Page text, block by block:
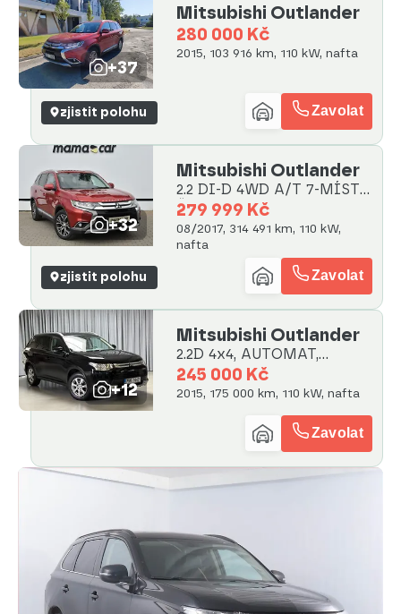
+37
Mitsubishi Outlander
280 000 Kč
2015, 103 916 km, 110 kW, nafta
zjistit polohu Zavolat
+32
Mitsubishi Outlander
2.2 DI-D 4WD A/T 7-MÍST
ČR
279 999 Kč
08/2017, 314 491 km, 110 kW,
nafta
zjistit polohu Zavolat
+12
Mitsubishi Outlander
2.2D 4x4, AUTOMAT,
serviska
245 000 Kč
2015, 175 000 km, 110 kW, nafta
Zavolat